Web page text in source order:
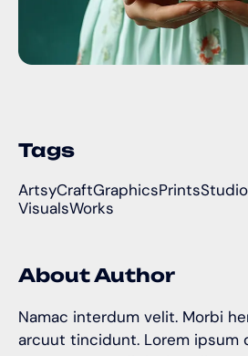
Tags
ArtsyCraftGraphicsPrintsStudio
VisualsWorks
About Author
Namac interdum velit. Morbi
arcuut tincidunt. Lorem ipsum